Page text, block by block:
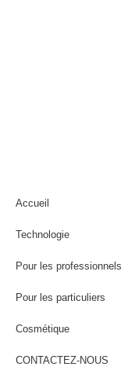
Accueil
Technologie
Pour les professionnels
Pour les particuliers
Cosmétique
CONTACTEZ-NOUS